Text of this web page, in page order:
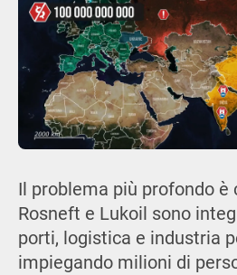
Il problema più profondo è
Rosneft e Lukoil sono
porti, logistica e industria
impiegando milioni di